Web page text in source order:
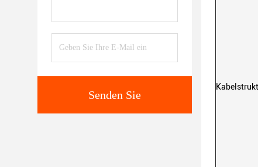
Senden Sie